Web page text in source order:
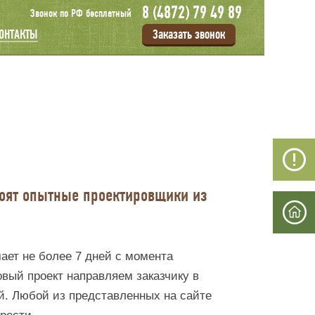
Звонок по РФ бесплатный 8 (4872) 79 49 89
Заказать звонок
опытные проектировщики из
не более 7 дней с момента
проект направляем заказчику в
Любой из представленных на сайте